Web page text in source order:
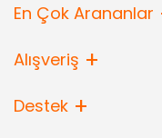
En Çok Arananlar
Alışveriş
Destek